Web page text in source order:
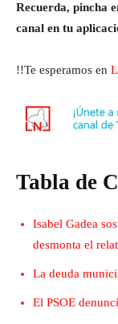
Recuerda, pincha
canal en tu
!!Te esperamos en
Tabla de
Isabel Gadea
desmonta el
La deuda
El PSOE